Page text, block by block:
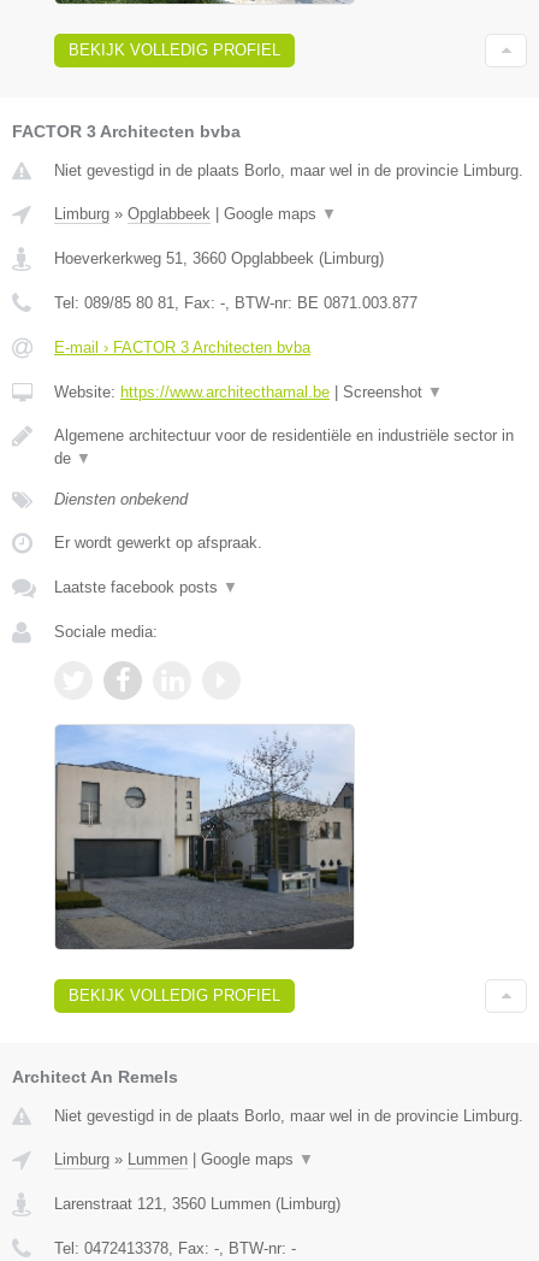
BEKIJK VOLLEDIG PROFIEL
FACTOR 3 Architecten bvba
Niet gevestigd in de plaats Borlo, maar wel in de provincie Limburg.
Limburg » Opglabbeek Google maps ▼
Hoeverkerkweg 51, 3660 Opglabbeek (Limburg)
Tel: 089/85 80 81, Fax: -, BTW-nr: BE 0871.003.877
E-mail › FACTOR 3 Architecten bvba
Website: https://www.architecthamal.be Screenshot ▼
Algemene architectuur voor de residentiële en industriële sector in
de ▼
Diensten onbekend
Er wordt gewerkt op afspraak.
Laatste facebook posts ▼
Sociale media:
BEKIJK VOLLEDIG PROFIEL
Architect An Remels
Niet gevestigd in de plaats Borlo, maar wel in de provincie Limburg.
Limburg » Lummen Google maps ▼
Larenstraat 121 3560 Lummen ( Limburg)
Tel: 0472413378 , Fax: - , BTW-nr: -